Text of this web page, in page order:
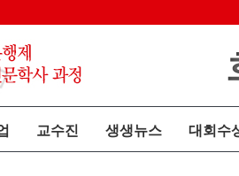
교수진 생생뉴스 대회수